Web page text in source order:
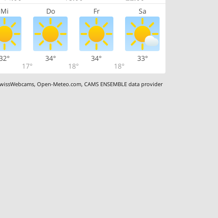
Mi Do Fr Sa
17°
34°
18°
34°
18°
33°
,Open-Meteo.com,CAMS ENSEMBLE data provider